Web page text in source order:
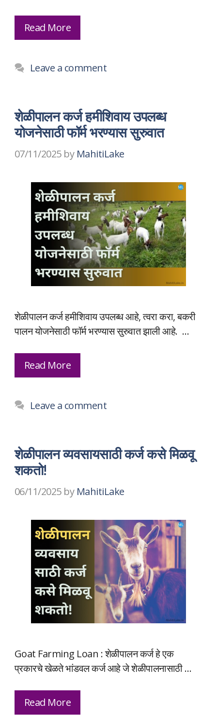
Read More
Leave a comment
शेळीपालन कर्ज हमीशिवाय उपलब्ध
योजनेसाठी फॉर्म भरण्यास सुरुवात
07/11/2025 by MahitiLake
शेळीपालन कर्ज हमीशिवाय उपलब्ध आहे, त्वरा करा, बकरी
पालन योजनेसाठी फॉर्म भरण्यास सुरुवात झाली आहे. …
Read More
Leave a comment
शेळीपालन व्यवसायसाठी कर्ज कसे मिळवू
शकतो!
06/11/2025 by MahitiLake
Goat Farming Loan : शेळीपालन कर्ज हे एक
प्रकारचे खेळते भांडवल कर्ज आहे जे शेळीपालनासाठी …
Read More